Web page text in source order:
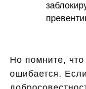
Но помните,
ошибается.